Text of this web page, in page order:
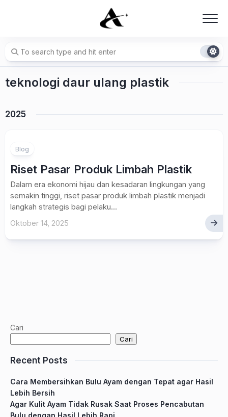
teknologi daur ulang plastik
2025
Blog
Riset Pasar Produk Limbah Plastik
Dalam era ekonomi hijau dan kesadaran lingkungan yang
semakin tinggi, riset pasar produk limbah plastik menjadi
langkah strategis bagi pelaku...
Oktober 14, 2025
Cari
Cari
Recent Posts
Cara Membersihkan Bulu Ayam dengan Tepat agar Hasil
Lebih Bersih
Agar Kulit Ayam Tidak Rusak Saat Proses Pencabutan
Bulu dengan Hasil Lebih Rapi